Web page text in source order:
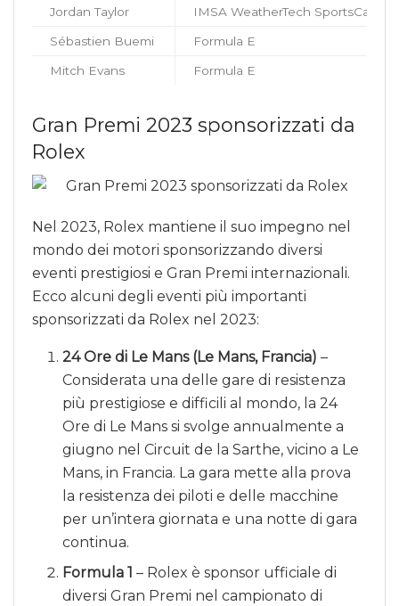
Jordan Taylor IMSA WeatherTech SportsCar
Sébastien Buemi Formula E
Mitch Evans Formula E
Gran Premi 2023 sponsorizzati da
Rolex
Nel 2023, Rolex mantiene il suo impegno nel
mondo dei motori sponsorizzando diversi
eventi prestigiosi e Gran Premi internazionali.
Ecco alcuni degli eventi più importanti
sponsorizzati da Rolex nel 2023:
24 Ore di Le Mans (Le Mans, Francia) –
Considerata una delle gare di resistenza
più prestigiose e difficili al mondo, la 24
Ore di Le Mans si svolge annualmente a
giugno nel Circuit de la Sarthe, vicino a Le
Mans, in Francia. La gara mette alla prova
la resistenza dei piloti e delle macchine
per un’intera giornata e una notte di gara
continua.
Formula 1 – Rolex è sponsor ufficiale di
diversi Gran Premi nel campionato di